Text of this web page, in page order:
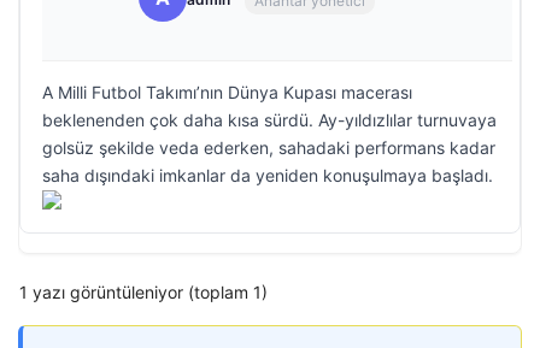
A Milli Futbol Takımı’nın Dünya Kupası macerası
beklenenden çok daha kısa sürdü. Ay-yıldızlılar turnuvaya
golsüz şekilde veda ederken, sahadaki performans kadar
saha dışındaki imkanlar da yeniden konuşulmaya başladı.
1 yazı görüntüleniyor (toplam 1)